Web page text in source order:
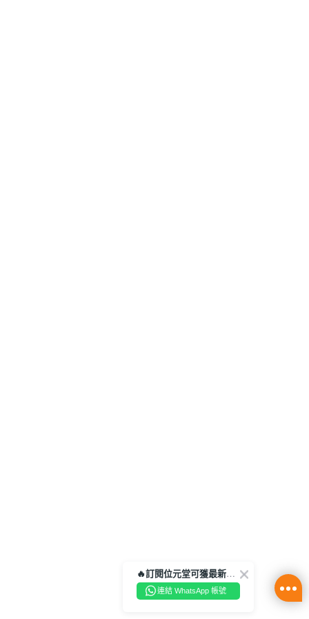
🔥訂閱位元堂可獲最新優惠及活動資訊🔥
連結 WhatsApp 帳號